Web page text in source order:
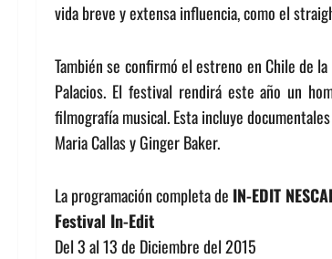
vida breve y extensa influencia, como el
También se confirmó el estreno en Chile de
Palacios. El festival rendirá este año un
filmografía musical. Esta incluye
Maria Callas y Ginger Baker.
La programación completa de IN-EDIT
Festival In-Edit
Del 3 al 13 de Diciembre del 2015